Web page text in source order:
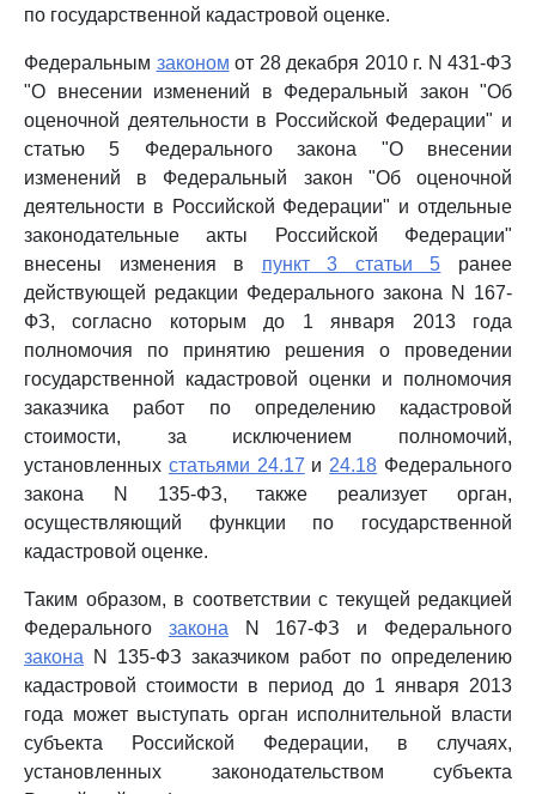
по государственной кадастровой оценке.
Федеральным законом от 28 декабря 2010 г. N 431-ФЗ
"О внесении изменений в Федеральный закон "Об
оценочной деятельности в Российской Федерации" и
статью 5 Федерального закона "О внесении
изменений в Федеральный закон "Об оценочной
деятельности в Российской Федерации" и отдельные
законодательные акты Российской Федерации"
внесены изменения в пункт 3 статьи 5 ранее
действующей редакции Федерального закона N 167-
ФЗ, согласно которым до 1 января 2013 года
полномочия по принятию решения о проведении
государственной кадастровой оценки и полномочия
заказчика работ по определению кадастровой
стоимости, за исключением полномочий,
установленных статьями 24.17 и 24.18 Федерального
закона N 135-ФЗ, также реализует орган,
осуществляющий функции по государственной
кадастровой оценке.
Таким образом, в соответствии с текущей редакцией
Федерального закона N 167-ФЗ и Федерального
закона N 135-ФЗ заказчиком работ по определению
кадастровой стоимости в период до 1 января 2013
года может выступать орган исполнительной власти
субъекта Российской Федерации, в случаях,
установленных законодательством субъекта